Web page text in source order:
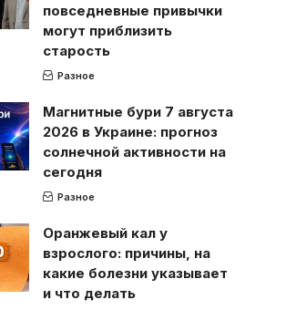
повседневные привычки
могут приблизить
старость
Разное
Магнитные бури 7 августа
2026 в Украине: прогноз
солнечной активности на
сегодня
Разное
Оранжевый кал у
взрослого: причины, на
какие болезни указывает
и что делать